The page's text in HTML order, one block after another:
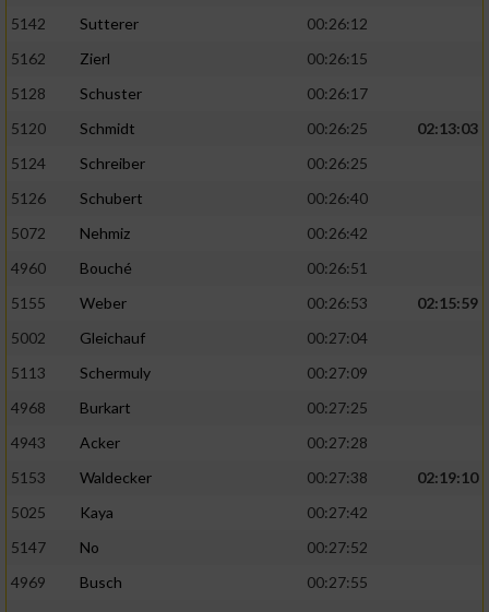
5142
Sutterer
00:26:12
5162
Zierl
00:26:15
5128
Schuster
00:26:17
5120
Schmidt 00:26:25
02:13:03
5124
Schreiber
00:26:25
5126
Schubert
00:26:40
5072
Nehmiz
00:26:42
4960
Bouché
00:26:51
5155
Weber 00:26:53
02:15:59
5002
Gleichauf
00:27:04
5113
Schermuly
00:27:09
4968
Burkart
00:27:25
4943
Acker
00:27:28
5153
Waldecker 00:27:38
02:19:10
5025
Kaya
00:27:42
5147
No
00:27:52
4969
Busch
00:27:55